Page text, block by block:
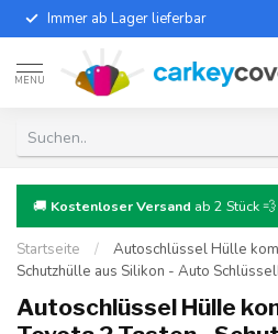
Immer ab Lager lieferbar
MENU
🚚 Kostenloser Versand ab 2 Stück 💨
Startseite /
Autoschlüssel Hülle
Schutzhülle aus Silikon - Auto
Autoschlüssel Hülle